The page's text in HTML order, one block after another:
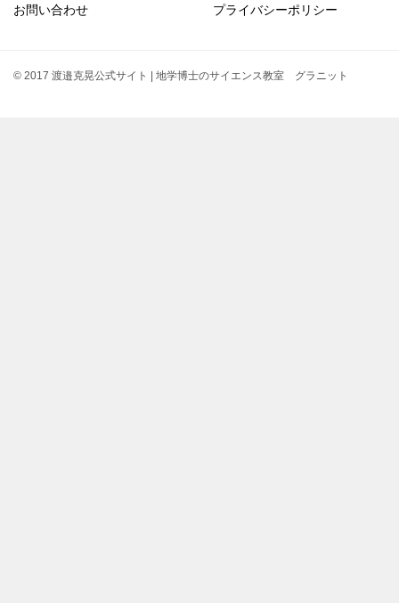
お問い合わせ プライバシーポリシー
© 2017 渡邉克晃公式サイト | 地学博士のサイエンス教室 グラニット